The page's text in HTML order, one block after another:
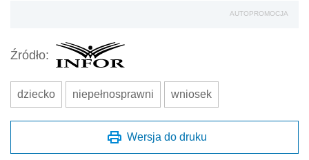
AUTOPROMOCJA
Źródło:
dziecko niepełnosprawni wniosek
Wersja do druku